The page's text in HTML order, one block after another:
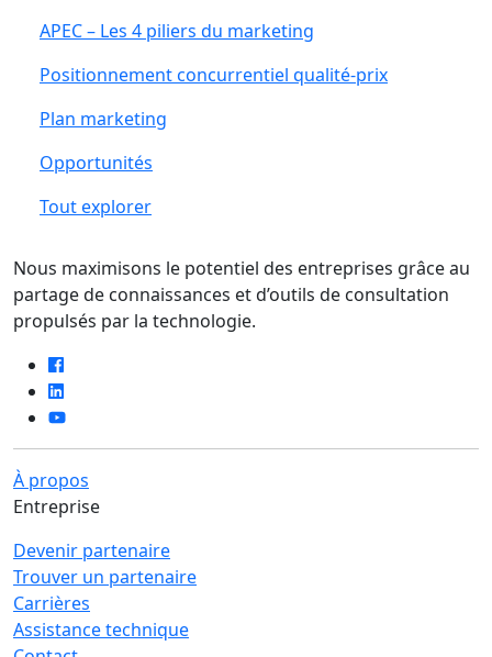
APEC – Les 4 piliers du marketing
Positionnement concurrentiel qualité-prix
Plan marketing
Opportunités
Tout explorer
Nous maximisons le potentiel des entreprises grâce au
partage de connaissances et d’outils de consultation
propulsés par la technologie.
À propos
Entreprise
Devenir partenaire
Trouver un partenaire
Carrières
Assistance technique